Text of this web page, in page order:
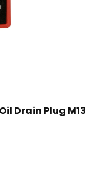
Drain Plug M13